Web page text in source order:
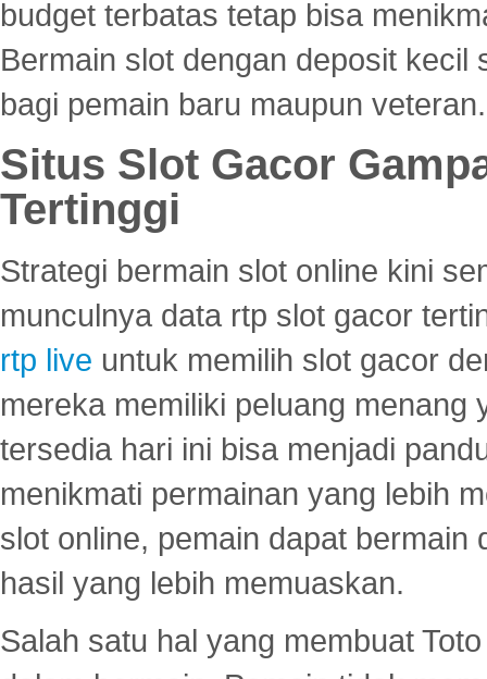
budget terbatas tetap bisa
Bermain slot dengan deposit
bagi pemain baru maupun veteran.
Situs Slot Gacor
Tertinggi
Strategi bermain slot online kini
munculnya data rtp slot gacor
rtp live untuk memilih slot gacor
mereka memiliki peluang menang
tersedia hari ini bisa menjadi
menikmati permainan yang lebih
slot online, pemain dapat
hasil yang lebih memuaskan.
Salah satu hal yang membuat